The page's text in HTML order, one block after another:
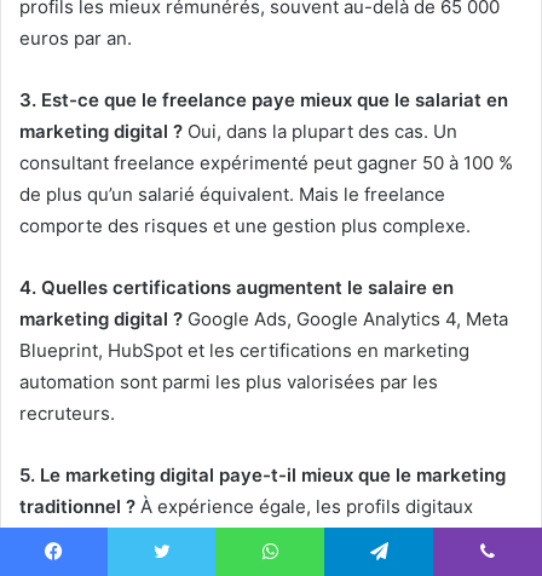
profils les mieux rémunérés, souvent au-delà de 65 000
euros par an.
3. Est-ce que le freelance paye mieux que le salariat en
marketing digital ? Oui, dans la plupart des cas. Un
consultant freelance expérimenté peut gagner 50 à 100 %
de plus qu’un salarié équivalent. Mais le freelance
comporte des risques et une gestion plus complexe.
4. Quelles certifications augmentent le salaire en
marketing digital ? Google Ads, Google Analytics 4, Meta
Blueprint, HubSpot et les certifications en marketing
automation sont parmi les plus valorisées par les
recruteurs.
5. Le marketing digital paye-t-il mieux que le marketing
traditionnel ? À expérience égale, les profils digitaux
spécialisés sont généralement mieux rémunérés. La